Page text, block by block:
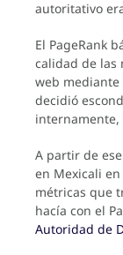
autoritativo
El PageRank
calidad de las
web mediante
decidió
internamente,
A partir de
en Mexicali
métricas que
hacía con el
Autoridad de